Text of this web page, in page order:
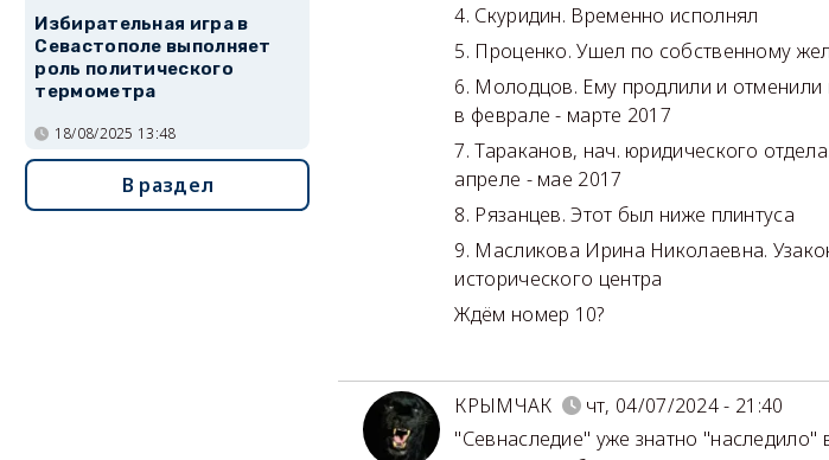
4. Скуридин. Временно исполнял
5. Проценко. Ушел по собственному
6. Молодцов. Ему продлили и отменили
в феврале - марте 2017
7. Тараканов, нач. юридического
апреле - мае 2017
8. Рязанцев. Этот был ниже плинтуса
9. Масликова Ирина Николаевна.
исторического центра
Ждём номер 10?
КРЫМЧАК
чт, 04/07/2024 - 21:40
"Севнаследие" уже знатно "наследило"
Избирательная игра в
Севастополе выполняет
роль политического
термометра
18/08/2025 13:48
В раздел